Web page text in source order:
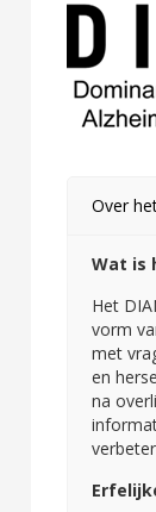
Over
Wat is
Het
vorm
met
en
na